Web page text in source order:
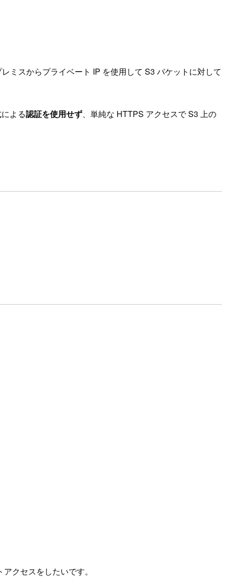
ミスからプライベート IP を使用して S3 バケットに対して
よる認証を使用せず、単純な HTTPS アクセスで S3 上の
クセスをしたいです。